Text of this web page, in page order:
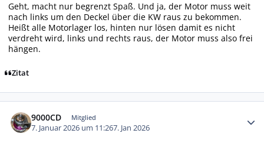
Geht, macht nur begrenzt Spaß. Und ja, der Motor muss weit
nach links um den Deckel über die KW raus zu bekommen.
Heißt alle Motorlager los, hinten nur lösen damit es nicht
verdreht wird, links und rechts raus, der Motor muss also frei
hängen.
Zitat
9000CD Mitglied
7. Januar 2026 um 11:267. Jan 2026